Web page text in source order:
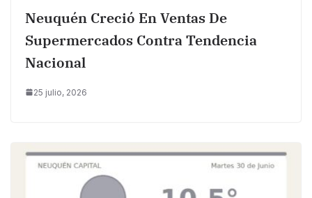
Neuquén Creció En Ventas De
Supermercados Contra Tendencia
Nacional
25 julio, 2026